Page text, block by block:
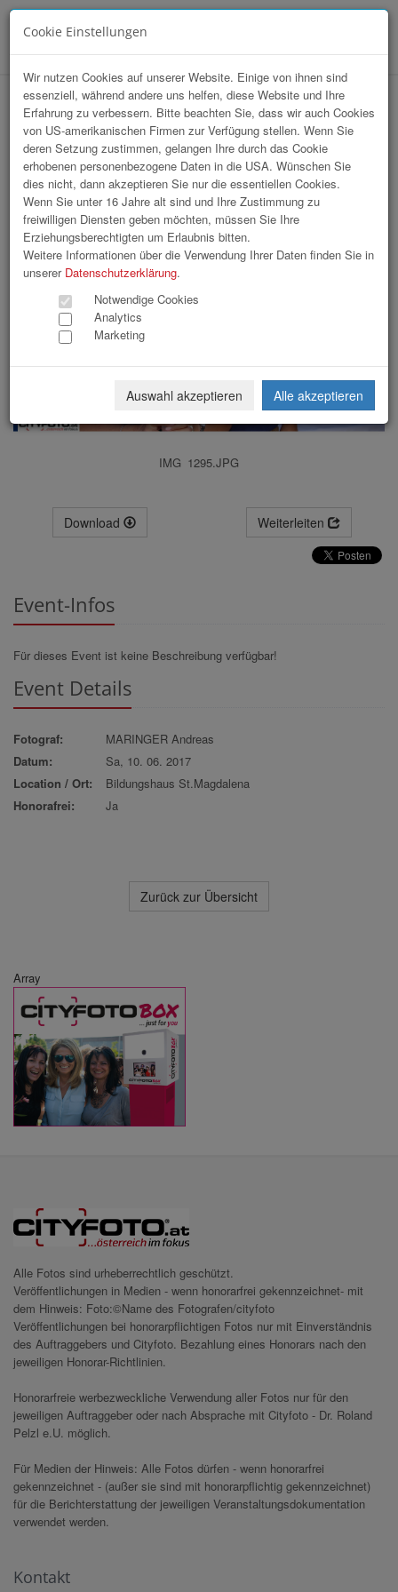
hr-lounge Sommerfest über den
Dächern von Linz
IMG_1295.JPG
Download Weiterleiten
Event-Infos
Für dieses Event ist keine Beschreibung verfügbar!
Event Details
Fotograf:
MARINGER Andreas
Datum:
Sa, 10. 06. 2017
Location / Ort:
Bildungshaus St.Magdalena
Honorafrei:
Ja
Zurück zur Übersicht
Array
Alle Fotos sind urheberrechtlich geschützt.
Veröffentlichungen in Medien - wenn honorarfrei gekennzeichnet- mit
dem Hinweis: Foto:©Name des Fotografen/cityfoto
Veröffentlichungen bei honorarpflichtigen Fotos nur mit Einverständnis
des Auftraggebers und Cityfoto. Bezahlung eines Honorars nach den
jeweiligen Honorar-Richtlinien.
Honorarfreie werbezweckliche Verwendung aller Fotos nur für den
jeweiligen Auftraggeber oder nach Absprache mit Cityfoto - Dr. Roland
Pelzl e.U. möglich.
Für Medien der Hinweis: Alle Fotos dürfen - wenn honorarfrei
gekennzeichnet - (außer sie sind mit honorarpflichtig gekennzeichnet)
für die Berichterstattung der jeweiligen Veranstaltungsdokumentation
verwendet werden.
Kontakt
Cookie Einstellungen
Wir nutzen Cookies auf unserer Website. Einige von ihnen sind
essenziell, während andere uns helfen, diese Website und Ihre
Erfahrung zu verbessern. Bitte beachten Sie, dass wir auch Cookies
von US-amerikanischen Firmen zur Verfügung stellen. Wenn Sie
deren Setzung zustimmen, gelangen Ihre durch das Cookie
erhobenen personenbezogene Daten in die USA. Wünschen Sie
dies nicht, dann akzeptieren Sie nur die essentiellen Cookies.
Wenn Sie unter 16 Jahre alt sind und Ihre Zustimmung zu
freiwilligen Diensten geben möchten, müssen Sie Ihre
Erziehungsberechtigten um Erlaubnis bitten.
Weitere Informationen über die Verwendung Ihrer Daten finden Sie in
unserer Datenschutzerklärung.
Notwendige Cookies
Analytics
Marketing
Auswahl akzeptieren Alle akzeptieren